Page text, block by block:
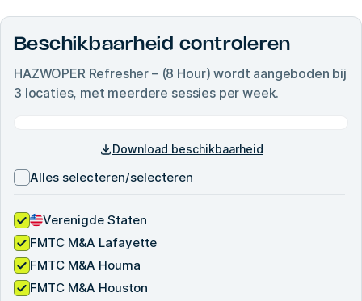
Beschikbaarheid controleren
HAZWOPER Refresher – (8 Hour) wordt aangeboden bij
3 locaties, met meerdere sessies per week.
Download beschikbaarheid
Alles selecteren/selecteren
Verenigde Staten
FMTC M&A Lafayette
FMTC M&A Houma
FMTC M&A Houston